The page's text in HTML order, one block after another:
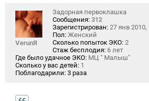
VerunЯ
Задорная первоклашка
Сообщения: 312
Зарегистрирован: 27 янв 2010,
Пол: Женский
Сколько попыток ЭКО: 2
Стаж бесплодия: 6 лет
Где было удачное ЭКО: МЦ " Малыш"
Сколько у вас детей: 1
Поблагодарили: 3 раза